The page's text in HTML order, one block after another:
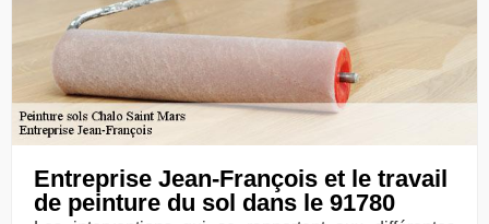
Entreprise Jean-François et le travail
de peinture du sol dans le 91780